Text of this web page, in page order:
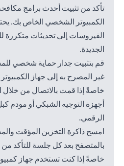
تأكد من تثبيت أحدث برامج
الكمبيوتر الشخصي الخاص بك.
الفيروسات إلى تحديثات متكررة
الجديدة.
قم بتثبيت جدار حماية شخصي
غير المصرح به إلى جهاز
خاصةً إذا قمت بالاتصال من خلال
أجهزة التوجيه الشبكي أو مودم
الرقمي.
امسح ذاكرة التخزين المؤقت
بالمتصفح بعد كل جلسة للتأكد
خاصةً إذا كنت تستخدم جهاز